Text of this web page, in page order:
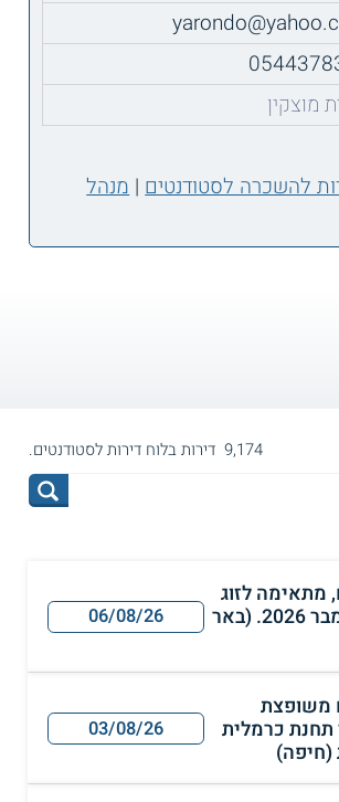
מוצקין
להשכרה לסטודנטים|מנהל
9,174 דירות בלוח דירות לסטודנטים.
מתאימה לזוג
כניסה מספטמבר 2026. (באר
06/08/26
משופצת
תחנת כרמלית
(חיפה)
03/08/26